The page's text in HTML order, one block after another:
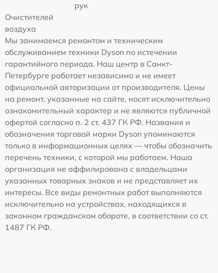
рук
Очистителей
воздуха
Мы занимаемся ремонтом и техническим
обслуживанием техники Dyson по истечении
гарантийного периода. Наш центр в Санкт-
Петербурге работает независимо и не имеет
официальной авторизации от производителя. Цены
на ремонт, указанные на сайте, носят исключительно
ознакомительный характер и не являются публичной
офертой согласно п. 2 ст. 437 ГК РФ. Названия и
обозначения торговой марки Dyson упоминаются
только в информационных целях — чтобы обозначить
перечень техники, с которой мы работаем. Наша
организация не аффилирована с владельцами
указанных товарных знаков и не представляет их
интересы. Все виды ремонтных работ выполняются
исключительно на устройствах, находящихся в
законном гражданском обороте, в соответствии со ст.
1487 ГК РФ.